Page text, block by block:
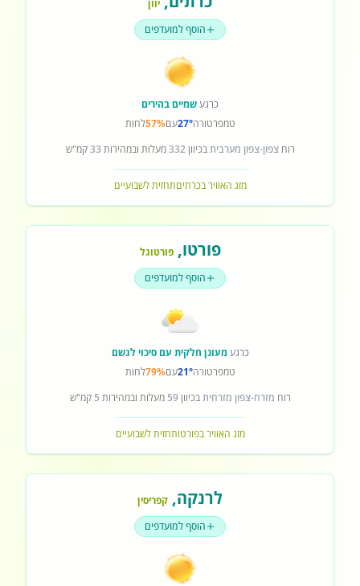
יוון
הוסף למועדפים
כרגעשמיים בהירים
טמפרטורה27°עם57%לחות
רוחצפון-צפון מערביתבכיוון332מעלות ובמהירות 33קמ"ש
מזג האוויר בכרתיםתחזית לשבועיים
פורטו,פורטוגל
הוסף למועדפים
כרגעמעונן חלקית עם סיכוי לגשם
טמפרטורה21°עם79%לחות
רוח מזרח-צפון מזרחיתבכיוון59 מעלות ובמהירות 5 קמ"ש
מזג האוויר בפורטותחזית לשבועיים
לרנקה, קפריסין
הוסף למועדפים